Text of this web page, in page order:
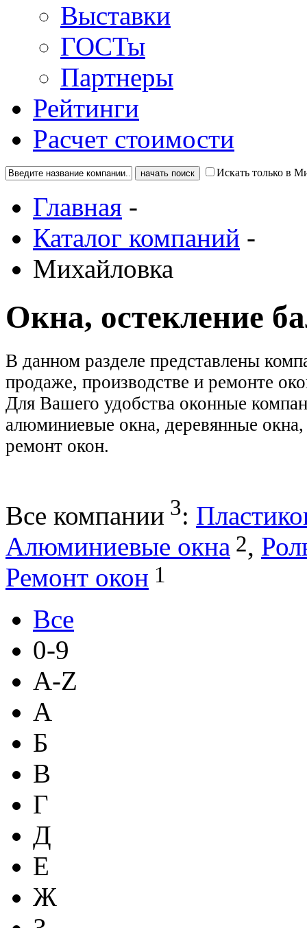
Выставки
ГОСТы
Партнеры
Рейтинги
Расчет стоимости
Искать только в
Главная -
Каталог компаний -
Михайловка
Окна, остекление
В данном разделе представлены
продаже, производстве и ремонте
Для Вашего удобства оконные
алюминиевые окна, деревянные
ремонт окон.
Все компании 3:
Алюминиевые окна 2,
Ремонт окон 1
Все
0-9
A-Z
А
Б
В
Г
Д
Е
Ж